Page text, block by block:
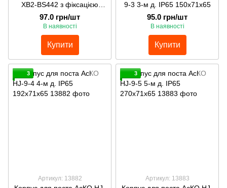
XB2-BS442 з фіксацією
возврат поворотом
97.0 грн/шт
В наявності
Купити
9-3 3-м д. ІР65 150х71х65
95.0 грн/шт
В наявності
Купити
3
Артикул: 13882
3
Артикул: 13883